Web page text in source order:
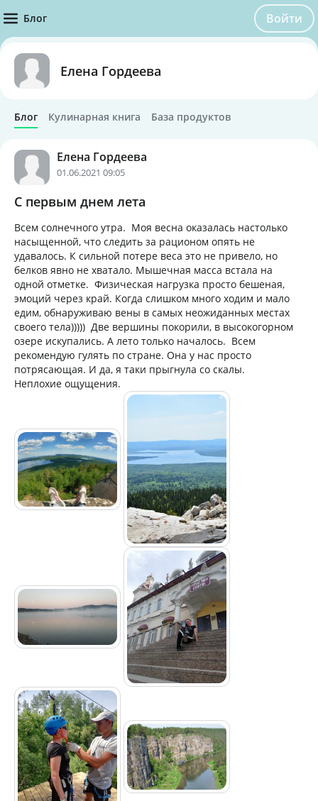
Блог Войти
Елена Гордеева
Блог Кулинарная книга База продуктов
Елена Гордеева
01.06.2021 09:05
С первым днем лета
Всем солнечного утра. Моя весна оказалась настолько
насыщенной, что следить за рационом опять не
удавалось. К сильной потере веса это не привело, но
белков явно не хватало. Мышечная масса встала на
одной отметке. Физическая нагрузка просто бешеная,
эмоций через край. Когда слишком много ходим и мало
едим, обнаруживаю вены в самых неожиданных местах
своего тела))))) Две вершины покорили, в высокогорном
озере искупались. А лето только началось. Всем
рекомендую гулять по стране. Она у нас просто
потрясающая. И да, я таки прыгнула со скалы.
Неплохие ощущения.